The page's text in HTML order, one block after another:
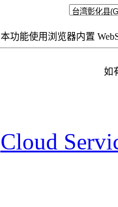
本功能使用浏览器内置
如
Cloud